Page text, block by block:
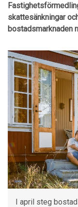
skattesänkningar
bostadsmarknaden
I april steg